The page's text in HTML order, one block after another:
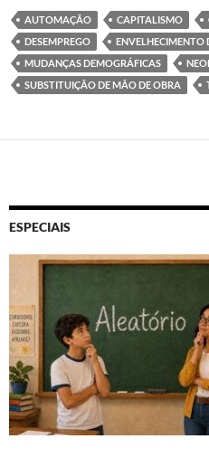
AUTOMAÇÃO CAPITALISMO
DESEMPREGO
MUDANÇAS DEMOGRÁFICAS
SUBSTITUIÇÃO DE MÃO DE OBRA
ESPECIAIS